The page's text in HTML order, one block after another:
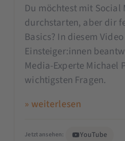
Du möchtest mit Social
durchstarten, aber dir
Basics? In diesem
Einsteiger:innen
Media-Experte Michael
wichtigsten Fragen.
» weiterlesen
Jetzt ansehen: YouTube